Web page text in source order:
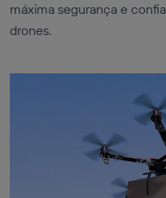
máxima segurança e
drones.